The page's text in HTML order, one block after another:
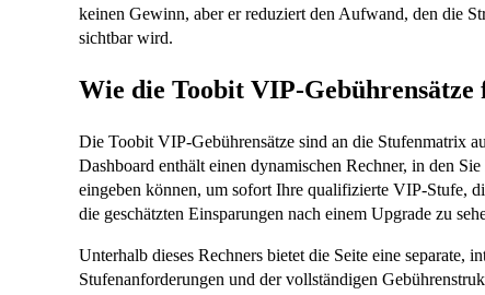
keinen Gewinn, aber er reduziert den Aufwand, den die
sichtbar wird.
Wie die Toobit VIP-
Die Toobit VIP-Gebührensätze sind an die Stufenmatrix
Dashboard enthält einen dynamischen Rechner, in den
eingeben können, um sofort Ihre qualifizierte VIP-Stufe,
die geschätzten Einsparungen nach einem Upgrade zu
Unterhalb dieses Rechners bietet die Seite eine separate,
Stufenanforderungen und der vollständigen